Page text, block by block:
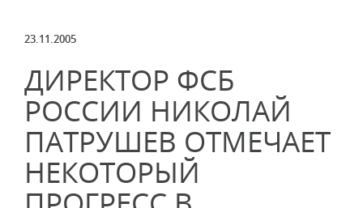
23.11.2005
ДИРЕКТОР ФСБ
РОССИИ НИКОЛАЙ
ПАТРУШЕВ ОТМЕЧАЕТ
НЕКОТОРЫЙ